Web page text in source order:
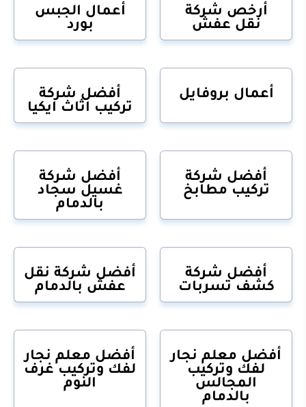
أرخص شركة
نقل عفش
أعمال الجبس
بورد
أعمال بروفايل
أفضل شركة
تركيب اثاث ايكيا
أفضل شركة
تركيب مطابخ
أفضل شركة
غسيل سجاد
بالدمام
أفضل شركة
كشف تسربات
أفضل شركة نقل
عفش بالدمام
أفضل معلم نجار
لفك وتركيب
المجالس
بالدمام
أفضل معلم نجار
لفك وتركيب غرف
النوم